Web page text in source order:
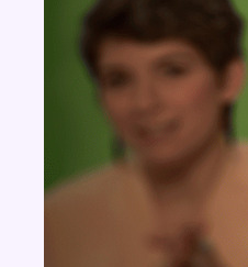
Aucun concours pour le moment